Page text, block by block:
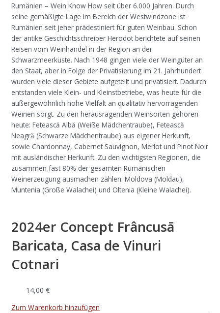
Rumänien – Wein Know How seit über 6.000 Jahren. Durch
seine gemäßigte Lage im Bereich der Westwindzone ist
Rumänien seit jeher prädestiniert für guten Weinbau. Schon
der antike Geschichtsschreiber Herodot berichtete auf seinen
Reisen vom Weinhandel in der Region an der
Schwarzmeerküste. Nach 1948 gingen viele der Weingüter an
den Staat, aber in Folge der Privatisierung im 21. Jahrhundert
wurden viele dieser Gebiete aufgeteilt und privatisiert. Dadurch
entstanden viele Klein- und Kleinstbetriebe, was heute für die
außergewöhnlich hohe Vielfalt an qualitativ hervorragenden
Weinen sorgt. Zu den herausragenden Weinsorten gehören
heute: Fetească Albă (Weiße Mädchentraube), Fetească
Neagră (Schwarze Mädchentraube) aus eigener Herkunft,
sowie Chardonnay, Cabernet Sauvignon, Merlot und Pinot Noir
mit ausländischer Herkunft. Zu den wichtigsten Regionen, die
zusammen fast 80% der gesamten Rumänischen
Weinerzeugung ausmachen zählen: Moldova (Moldau),
Muntenia (Große Walachei) und Oltenia (Kleine Walachei).
2024er Concept Frâncusā
Baricata, Casa de Vinuri
Cotnari
14,00 €
Zum Warenkorb hinzufügen